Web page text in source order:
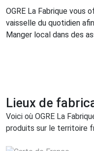
OGRE La Fabrique vous
vaisselle du quotidien
Manger local dans des
Lieux de
Voici où OGRE La
produits sur le territoire